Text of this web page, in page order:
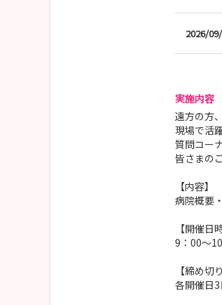
2026/
実施内容
遠方の方
現場で活
質問コー
皆さまの
【内容】
病院概要
【開催日
9：00～
【締め切
各開催日